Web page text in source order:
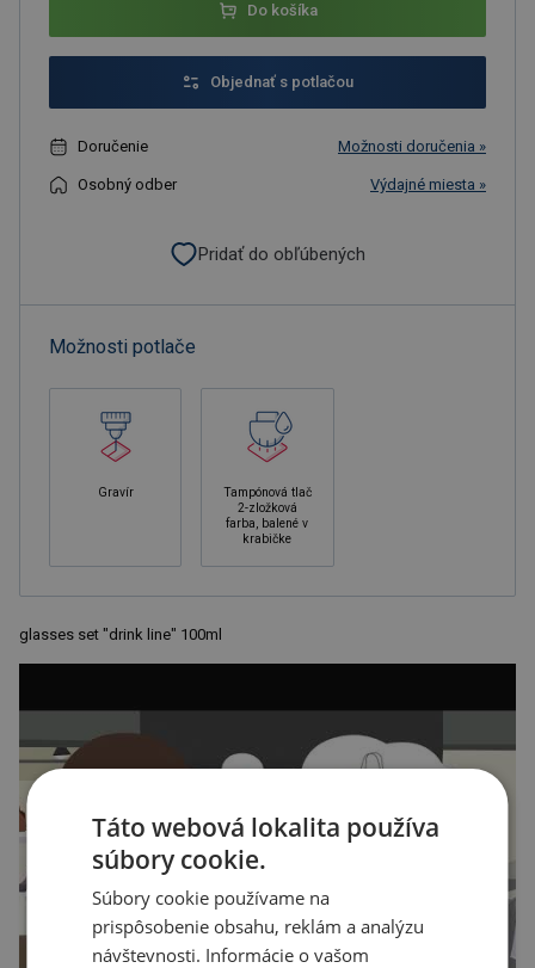
Do košíka
Objednať s potlačou
Doručenie Možnosti doručenia »
Osobný odber Výdajné miesta »
Pridať do obľúbených
Možnosti potlače
Gravír
Tampónová tlač
2-zložková
farba, balené v
krabičke
glasses set "drink line" 100ml
Táto webová lokalita používa
súbory cookie.
Súbory cookie používame na
prispôsobenie obsahu, reklám a analýzu
návštevnosti. Informácie o vašom